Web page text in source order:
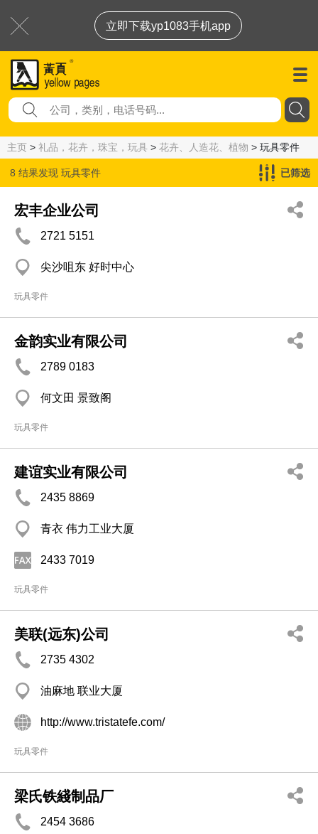
立即下载yp1083手机app
主页 > 礼品，花卉，珠宝，玩具 > 花卉、人造花、植物 > 玩具零件
8 结果发现 玩具零件 已筛选
宏丰企业公司
2721 5151
尖沙咀东 好时中心
玩具零件
金韵实业有限公司
2789 0183
何文田 景致阁
玩具零件
建谊实业有限公司
2435 8869
青衣 伟力工业大厦
2433 7019
玩具零件
美联(远东)公司
2735 4302
油麻地 联业大厦
http://www.tristatefe.com/
玩具零件
梁氏铁綫制品厂
2454 3686